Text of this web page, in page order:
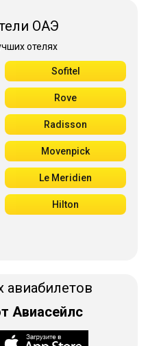
ОАЭ
отелях
Sofitel
Rove
Radisson
Movenpick
Le Meridien
Hilton
Авиасейлс